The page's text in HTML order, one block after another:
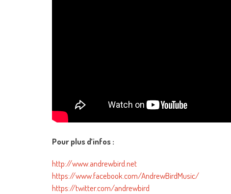
Pour plus d’infos :
http://www.andrewbird.net
https://www.facebook.com/AndrewBirdMusic/
https://twitter.com/andrewbird